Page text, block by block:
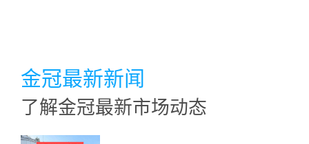
金冠最新新闻
了解金冠最新市场动态